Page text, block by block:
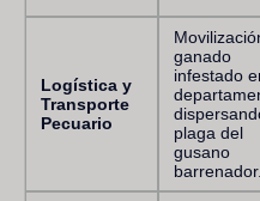
Logística y
Transporte
Pecuario
ganado
infestado
plaga del
gusano
barrenador.